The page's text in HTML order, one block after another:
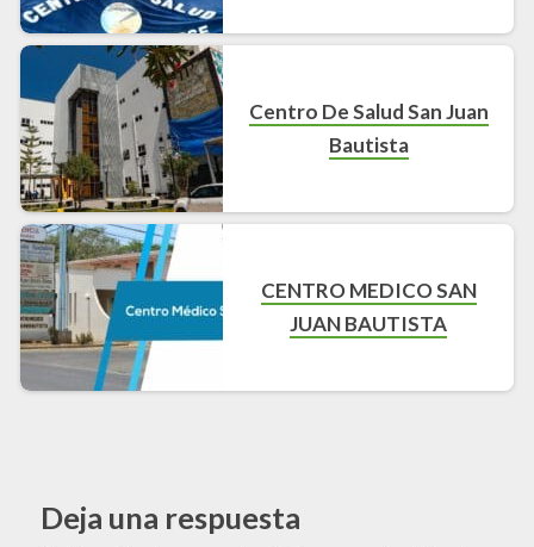
Centro De Salud San Juan
Bautista
CENTRO MEDICO SAN
JUAN BAUTISTA
Deja una respuesta